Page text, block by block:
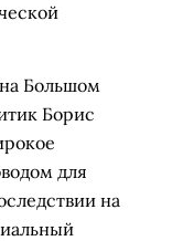
на Большом
Борис
для
на